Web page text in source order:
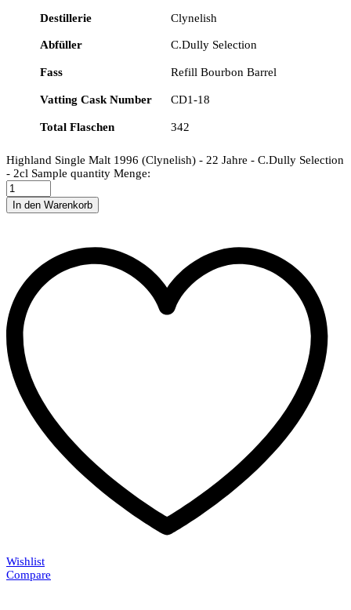
Destillerie Clynelish
Abfüller C.Dully Selection
Fass Refill Bourbon Barrel
Vatting Cask Number CD1-18
Total Flaschen 342
Highland Single Malt 1996 (Clynelish) - 22 Jahre - C.Dully Selection
- 2cl Sample quantity Menge:
In den Warenkorb
Wishlist
Compare